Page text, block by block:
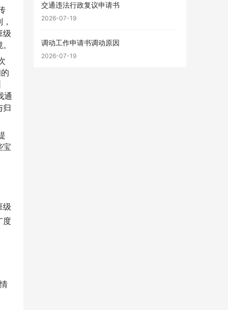
级
通
归
宝
级
度
交通违法行政复议申请书
2026-07-19
调动工作申请书调动原因
2026-07-19